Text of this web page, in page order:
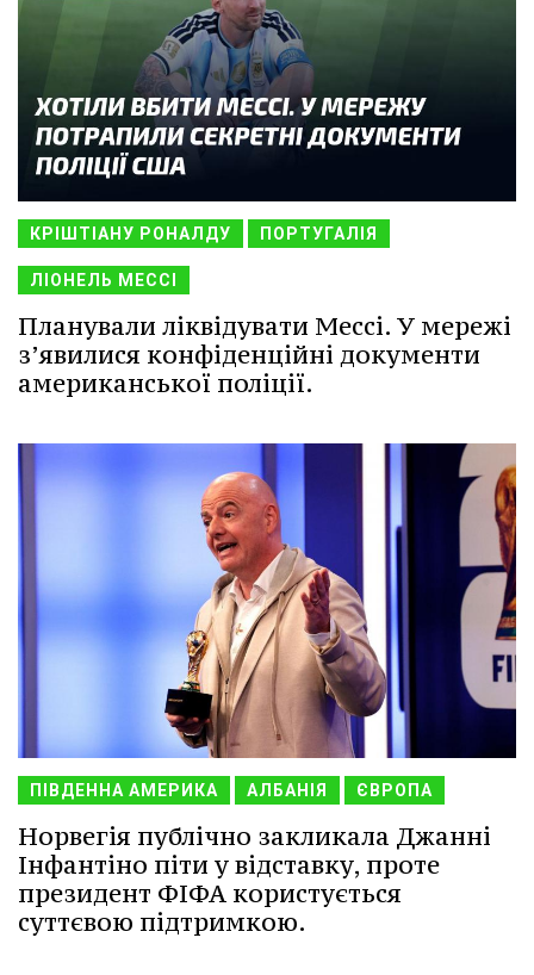
КРІШТІАНУ РОНАЛДУ ПОРТУГАЛІЯ
ЛІОНЕЛЬ МЕССІ
Планували ліквідувати Мессі. У мережі
з’явилися конфіденційні документи
американської поліції.
ПІВДЕННА АМЕРИКА АЛБАНІЯ ЄВРОПА
Норвегія публічно закликала Джанні
Інфантіно піти у відставку, проте
президент ФІФА користується
суттєвою підтримкою.